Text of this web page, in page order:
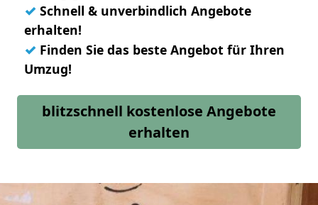
✓ Schnell & unverbindlich Angebote
erhalten!
✓ Finden Sie das beste Angebot für Ihren
Umzug!
blitzschnell kostenlose Angebote
erhalten